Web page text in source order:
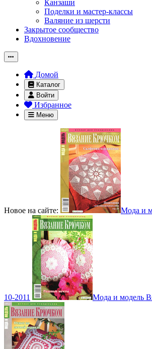
Канзаши
Поделки и мастер-классы
Валяние из шерсти
Закрытое сообщество
Вдохновение
Домой
Каталог
Войти
Избранное
Меню
Новое на сайте: Мода и
10-2011 Мода и модель